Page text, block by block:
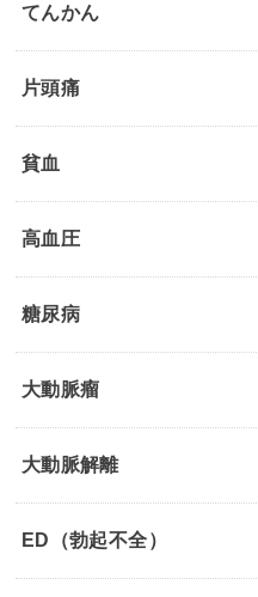
てんかん
片頭痛
貧血
高血圧
糖尿病
大動脈瘤
大動脈解離
ED（勃起不全）